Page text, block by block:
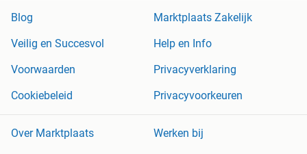
Blog
Marktplaats Zakelijk
Veilig en Succesvol
Help en Info
Voorwaarden
Privacyverklaring
Cookiebeleid
Privacyvoorkeuren
Over Marktplaats
Werken bij